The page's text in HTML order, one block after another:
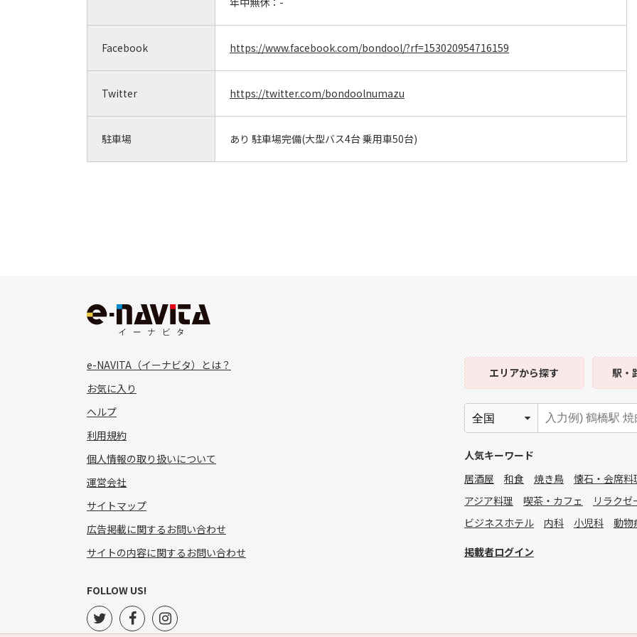
Facebook https://www.facebook.com/bondool/?rf=153020954716159
Twitter https://twitter.com/bondoolnumazu
駐車場 あり 駐車場完備(大型バス4台 乗用車50台)
e-NAVITA（イーナビタ）とは？
お気に入り
ヘルプ
利用規約
個人情報の取り扱いについて
運営会社
サイトマップ
広告掲載に関するお問い合わせ
サイトの内容に関するお問い合わせ
エリアから探す 駅・
人気キーワード
居酒屋
和食 焼き鳥 懐石・会席料
アジア料理
喫茶・カフェ リラクゼ
ビジネスホテル
内科 小児科 動物
掲載者ログイン
FOLLOW US!